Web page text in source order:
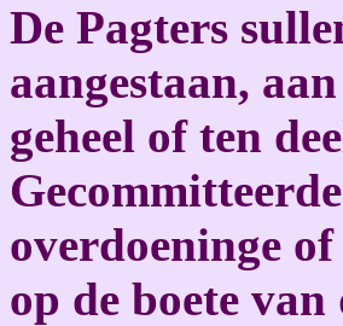
De Pagters
aangestaan,
geheel of ten
overdoeninge
op de boete